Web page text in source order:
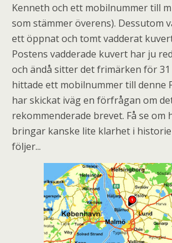
Kenneth och ett mobilnummer till
som stämmer överens). Dessutom
ett öppnat och tomt vadderat
Postens vadderade kuvert har ju
och ändå sitter det frimärken för
hittade ett mobilnummer till denne
har skickat iväg en förfrågan om
rekommenderade brevet. Få se om
bringar kanske lite klarhet i
följer...